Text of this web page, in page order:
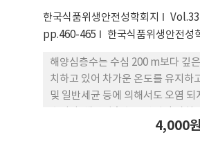
dichloroisocyanurate,
monopersulfate triple salt,
hypochlorite, exhibiting
efficacy after 1 min of
aqueous solution forms, citric
quaternary ammonium
most effective, but required
kill >99.99% of the bacteria.
samples had at least 2 kinds of
Two samples were
many as 4 different
were both walnuts. Although
results revealed the amount
contamination was under the
there is no current safety
kinds of mycotoxins or multiple
한국식품위생안전성학회지
pp.460-465
한국식품위생안전성
해양심층수는 수심 200 m보다 깊
치하고 있어 차가운 온도를 유지하
및 일반세균 등에 의해서도 오염 되
형 자원이기 때문에 이를 상업적으
4,000원